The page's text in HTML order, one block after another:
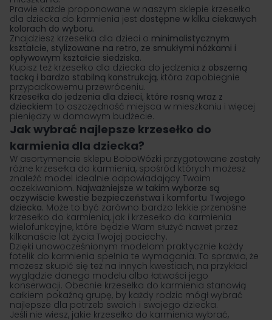
Prawie każde proponowane w naszym sklepie krzesełko
dla dziecka do karmienia jest dostępne w kilku ciekawych
kolorach do wyboru.
Znajdziesz krzesełka dla dzieci o minimalistycznym
kształcie, stylizowane na retro, ze smukłymi nóżkami i
opływowym kształcie siedziska.
Kupisz też krzesełko dla dziecka do jedzenia z obszerną
tacką i bardzo stabilną konstrukcją, która zapobiegnie
przypadkowemu przewróceniu.
Krzesełka do jedzenia dla dzieci, które rosną wraz z
dzieckiem to oszczędność miejsca w mieszkaniu i więcej
pieniędzy w domowym budżecie.
Jak wybrać najlepsze krzesełko do
karmienia dla dziecka?
W asortymencie sklepu BoboWózki przygotowane zostały
różne krzesełka do karmienia, spośród których możesz
znaleźć model idealnie odpowiadający Twoim
oczekiwaniom. Najważniejsze w takim wyborze są
oczywiście kwestie bezpieczeństwa i komfortu Twojego
dziecka. Może to być zarówno bardzo lekkie przenośne
krzesełko do karmienia, jak i krzesełko do karmienia
wielofunkcyjne, które będzie Wam służyć nawet przez
kilkanaście lat życia Twojej pociechy.
Dzięki unowocześnionym modelom praktycznie każdy
fotelik do karmienia spełnia te wymagania. To sprawia, że
możesz skupić się też na innych kwestiach, na przykład
wyglądzie danego modelu albo łatwości jego
konserwacji. Obecnie krzesełka do karmienia stanowią
całkiem pokaźną grupę, by każdy rodzic mógł wybrać
najlepsze dla potrzeb swoich i swojego dziecka.
Jeśli nie wiesz, jakie krzesełko do karmienia wybrać,